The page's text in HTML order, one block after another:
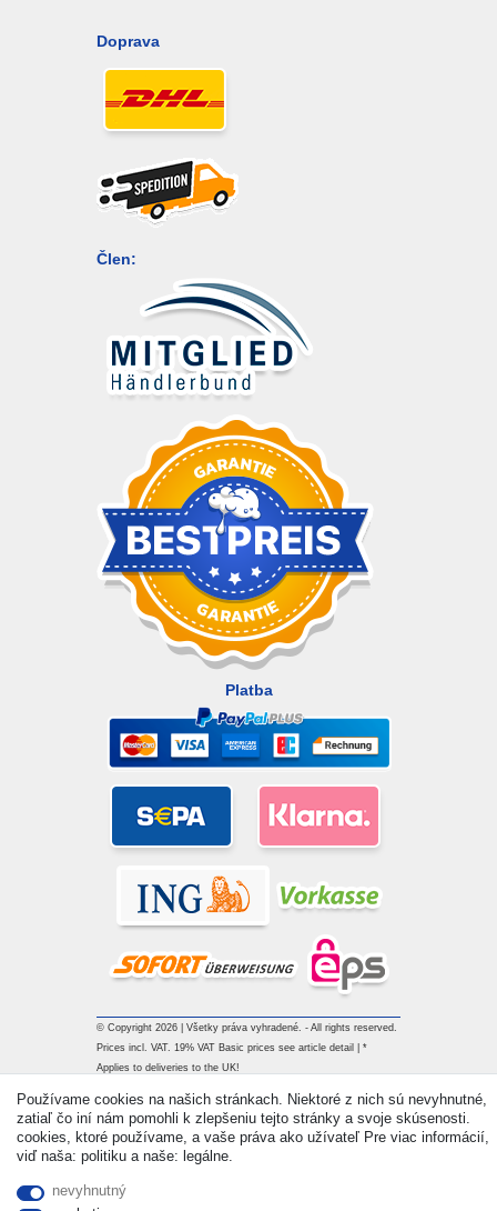
Doprava
Člen:
Platba
© Copyright 2026 | Všetky práva vyhradené. - All rights reserved.
Prices incl. VAT. 19% VAT Basic prices see article detail | *
Applies to deliveries to the UK!
Používame cookies na našich stránkach. Niektoré z nich sú nevyhnutné,
zatiaľ čo iní nám pomohli k zlepšeniu tejto stránky a svoje skúsenosti.
cookies, ktoré používame, a vaše práva ako užívateľ Pre viac informácií,
viď naša: politiku a naše: legálne.
nevyhnutný
Withdraw from contract here Kontakt